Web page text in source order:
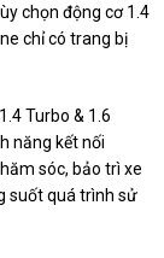
chọn động cơ 1.4
chỉ có trang bị
Turbo & 1.6
năng kết nối
sóc, bảo trì xe
suốt quá trình sử